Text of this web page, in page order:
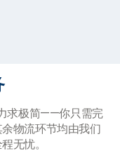
求极简——你只需完
物流环节均由我们
无忧。